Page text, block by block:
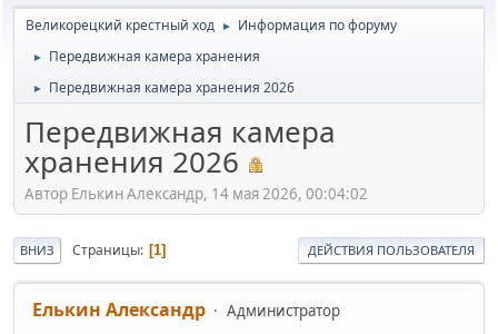
Великорецкий крестный ход ► Информация по форуму
► Передвижная камера хранения
► Передвижная камера хранения 2026
Передвижная камера
хранения 2026
Автор Елькин Александр, 14 мая 2026, 00:04:02
ВНИЗ Страницы 1 ДЕЙСТВИЯ ПОЛЬЗОВАТЕЛЯ
Елькин Александр Администратор